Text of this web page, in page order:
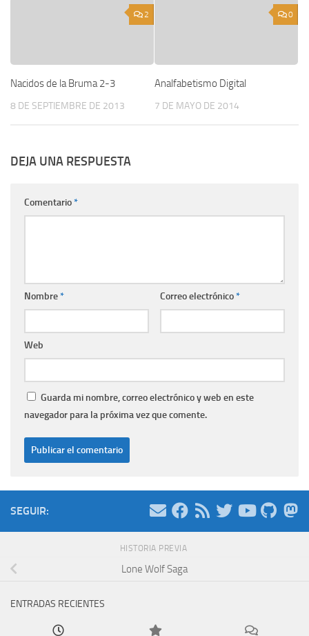
2
Nacidos de la Bruma 2-3
8 DE SEPTIEMBRE DE 2013
0
Analfabetismo Digital
7 DE MAYO DE 2014
DEJA UNA RESPUESTA
Comentario*
Nombre* Correo electrónico*
Web
Guarda mi nombre, correo electrónico y web en este
navegador para la próxima vez que comente.
SEGUIR:
HISTORIA PREVIA
Lone Wolf Saga
ENTRADAS RECIENTES